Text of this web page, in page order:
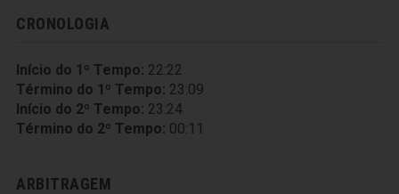
CRONOLOGIA
Início do 1º Tempo: 22:22
Término do 1º Tempo: 23:09
Início do 2º Tempo: 23:24
Término do 2º Tempo: 00:11
ARBITRAGEM